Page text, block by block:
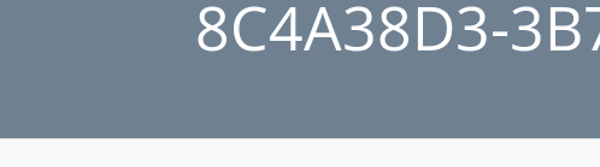
8C4A38D3-